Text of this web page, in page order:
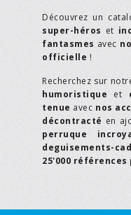
Découvrez un
super-héros et
fantasmes avec
officielle !
Recherchez sur
humoristique et
tenue avec nos
décontracté en
perruque
deguisements-
25'000 références